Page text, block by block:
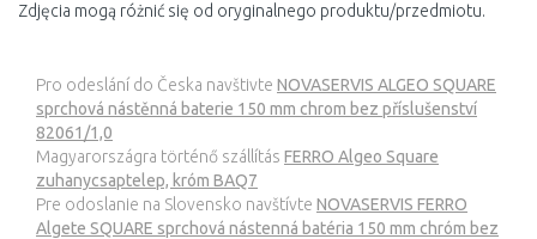
Zdjęcia mogą różnić się od oryginalnego produktu/przedmiotu.
Pro odeslání do Česka navštivte NOVASERVIS ALGEO SQUARE
sprchová nástěnná baterie 150 mm chrom bez příslušenství
82061/1,0
Magyarországra történő szállítás FERRO Algeo Square
zuhanycsaptelep, króm BAQ7
Pre odoslanie na Slovensko navštívte NOVASERVIS FERRO
Algete SQUARE sprchová nástenná batéria 150 mm chróm bez